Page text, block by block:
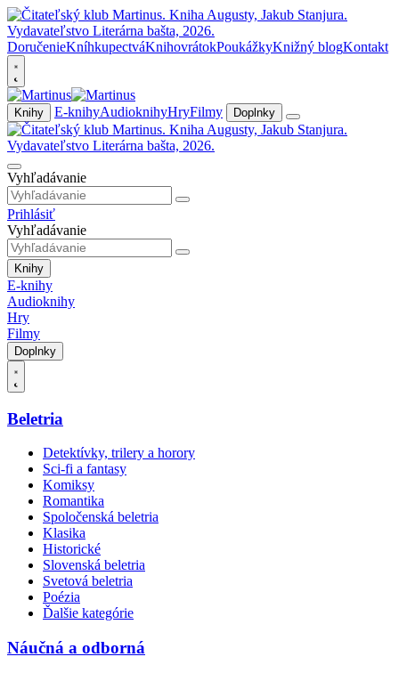
DoručenieKníhkupectváKnihovrátokPoukážkyKnižný blogKontakt
Knihy E-knihyAudioknihyHryFilmy Doplnky
Vyhľadávanie
Prihlásiť
Vyhľadávanie
Knihy
E-knihy
Audioknihy
Hry
Filmy
Doplnky
Beletria
Detektívky, trilery a horory
Sci-fi a fantasy
Komiksy
Romantika
Spoločenská beletria
Klasika
Historické
Slovenská beletria
Svetová beletria
Poézia
Ďalšie kategórie
Náučná a odborná